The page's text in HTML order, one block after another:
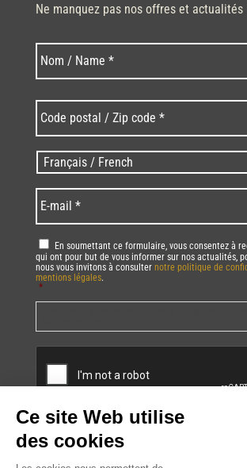
Ne manquez pas nos offres et actualités
Nom *
postal
/
Zip
code
* *
Langues
/
Language *
mail *
RGPD *
En soumettant ce formulaire, vous consentez à
qui ont pour but de vous informer sur nos actualités,
nous vous invitons à consulter notre politique de
mentions légales.
*